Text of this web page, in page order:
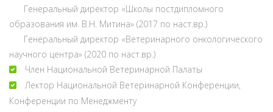
Генеральный директор «Школы постдипломного
образования им. В.Н. Митина» (2017 по наст.вр.)
Генеральный директор «Ветеринарного онкологического
научного центра» (2020 по наст.вр.)
Член Национальной Ветеринарной Палаты
Лектор Национальной Ветеринарной Конференции,
Конференции по Менеджменту